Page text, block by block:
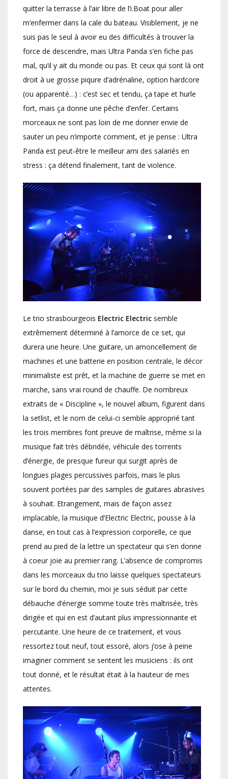
quitter la terrasse à l’air libre de l’i.Boat pour aller
m’enfermer dans la cale du bateau. Visiblement, je ne
suis pas le seul à avoir eu des difficultés à trouver la
force de descendre, mais Ultra Panda s’en fiche pas
mal, qu’il y ait du monde ou pas. Et ceux qui sont là ont
droit à ue grosse piqure d’adrénaline, option hardcore
(ou apparenté…) : c’est sec et tendu, ça tape et hurle
fort, mais ça donne une pêche d’enfer. Certains
morceaux ne sont pas loin de me donner envie de
sauter un peu n’importe comment, et je pense : Ultra
Panda est peut-être le meilleur ami des salariés en
stress : ça détend finalement, tant de violence.
Le trio strasbourgeois Electric Electric semble
extrêmement déterminé à l’amorce de ce set, qui
durera une heure. Une guitare, un amoncellement de
machines et une batterie en position centrale, le décor
minimaliste est prêt, et la machine de guerre se met en
marche, sans vrai round de chauffe. De nombreux
extraits de « Discipline », le nouvel album, figurent dans
la setlist, et le nom de celui-ci semble approprié tant
les trois membres font preuve de maîtrise, même si la
musique fait très débridée, véhicule des torrents
d’énergie, de presque fureur qui surgit après de
longues plages percussives parfois, mais le plus
souvent portées par des samples de guitares abrasives
à souhait. Etrangement, mais de façon assez
implacable, la musique d’Electric Electric, pousse à la
danse, en tout cas à l’expression corporelle, ce que
prend au pied de la lettre un spectateur qui s’en donne
à coeur joie au premier rang. L’absence de compromis
dans les morceaux du trio laisse quelques spectateurs
sur le bord du chemin, moi je suis séduit par cette
débauche d’énergie somme toute très maîtrisée, très
dirigée et qui en est d’autant plus impressionnante et
percutante. Une heure de ce traitement, et vous
ressortez tout neuf, tout essoré, alors j’ose à peine
imaginer comment se sentent les musiciens : ils ont
tout donné, et le résultat était à la hauteur de mes
attentes.